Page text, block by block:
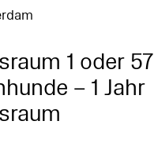
1 oder 57
– 1 Jahr